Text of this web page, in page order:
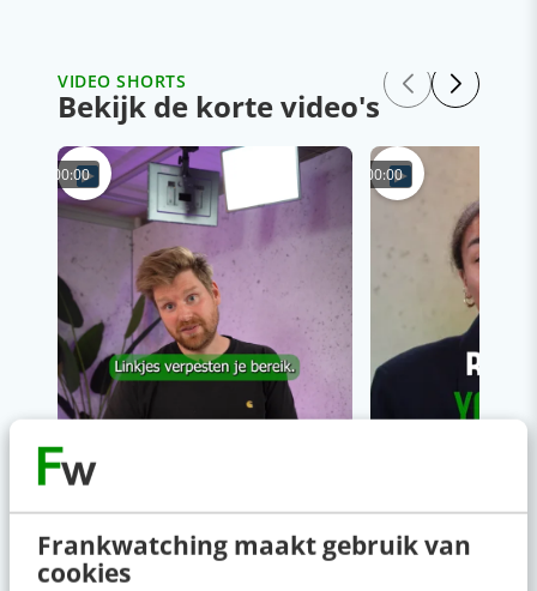
Frankwatching maakt gebruik van
cookies
VIDEO SHORTS
Bekijk de korte video's
00:00 00:00